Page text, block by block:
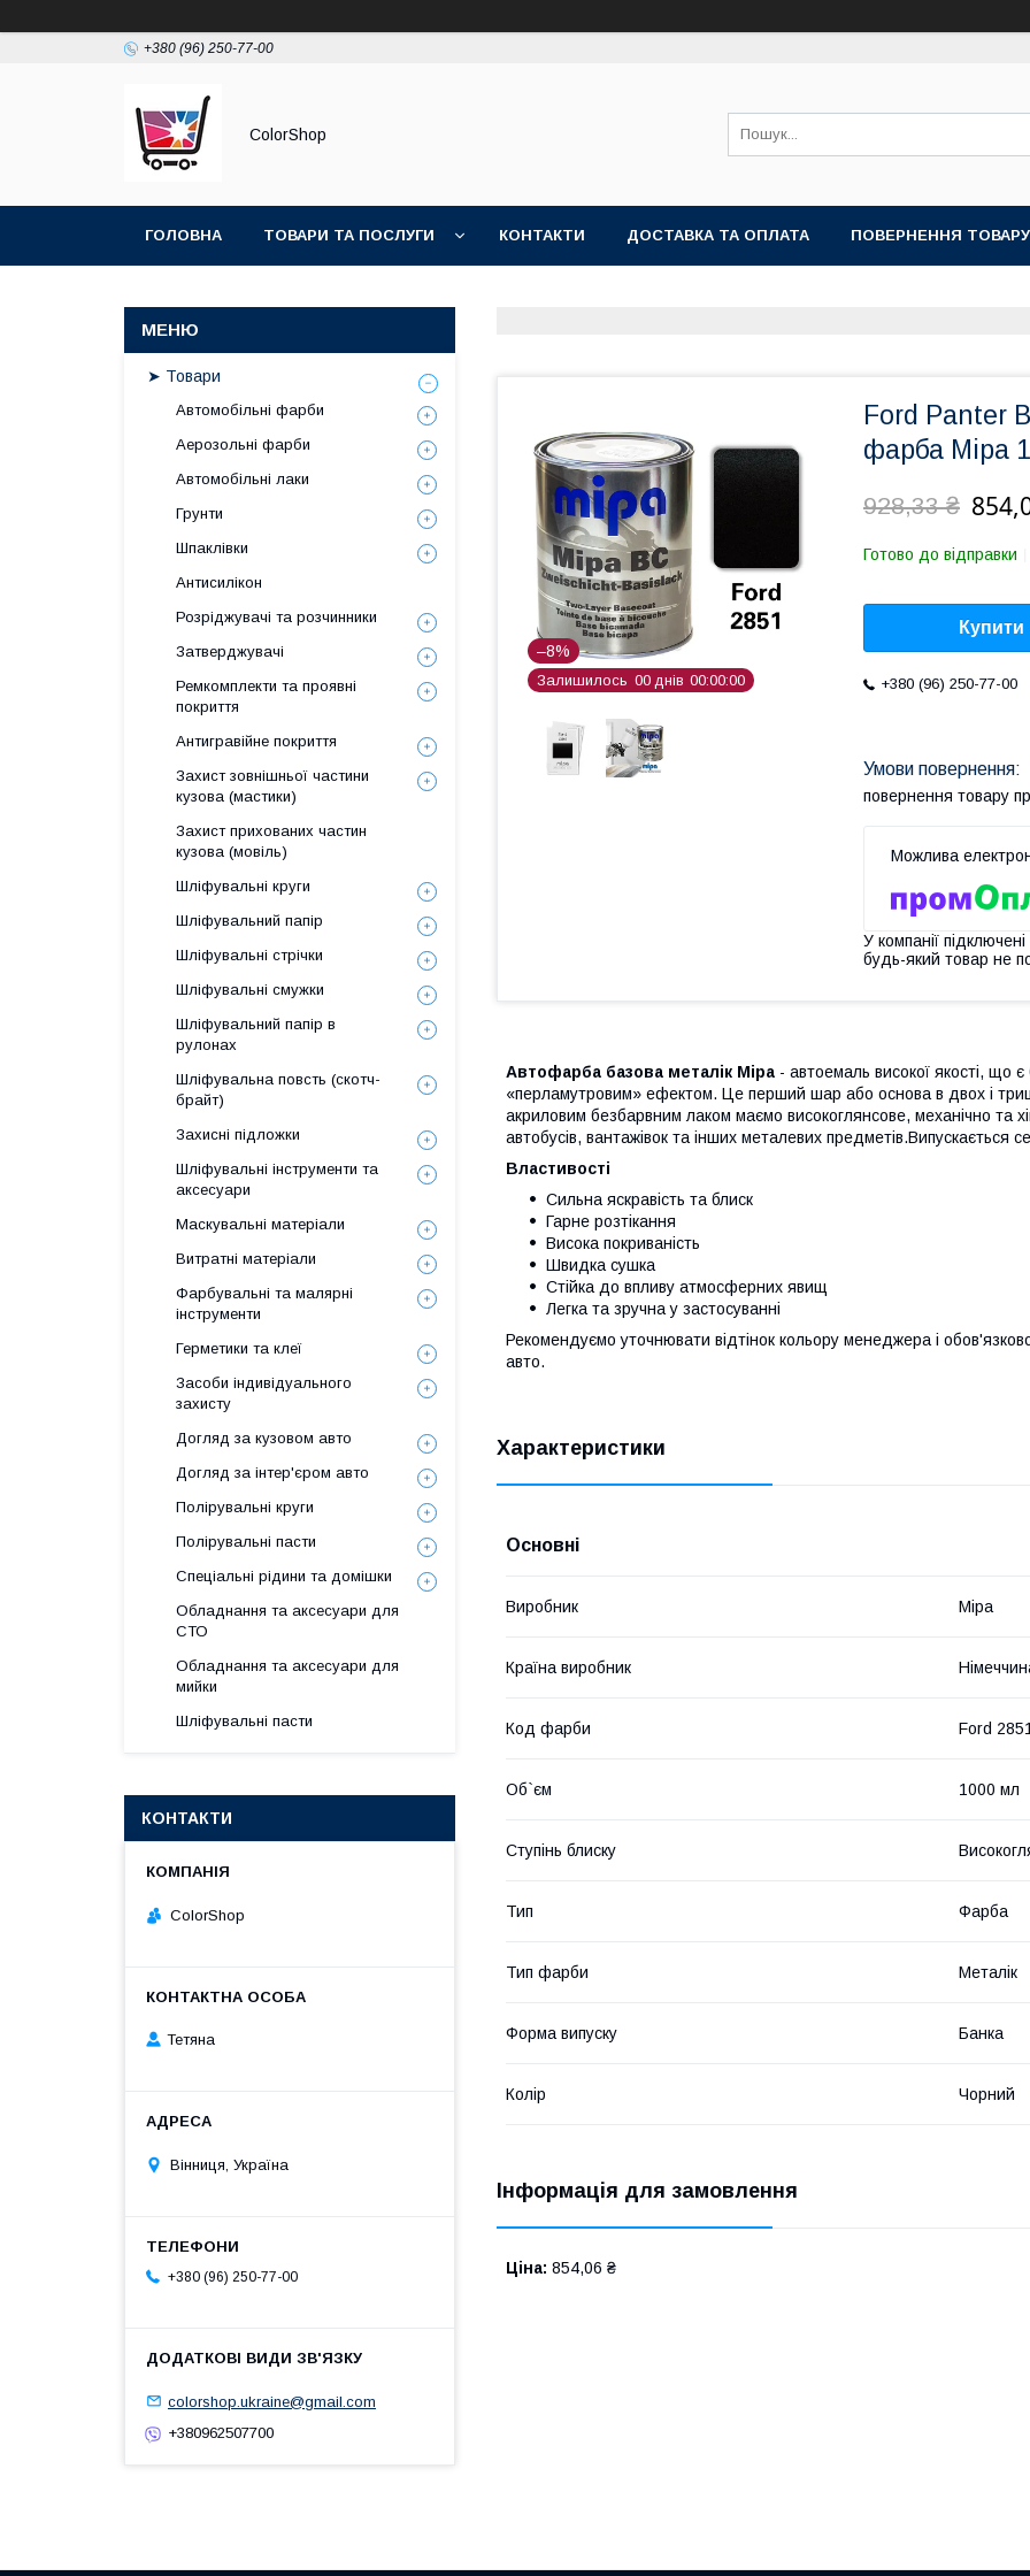
+380 (96) 250-77-00
ColorShop
ГОЛОВНА ТОВАРИ ТА ПОСЛУГИ КОНТАКТИ ДОСТАВКА ТА ОПЛАТА ПОВЕРНЕННЯ ТОВАРУ
–8%
Залишилось 00 днів 00 00 00
Ford Panter
фарба Mipa
928,33 ₴
Готово до відправки
Купити
+380 (96) 250-77-00
повернення товару
У компанії
будь-який товар не
Автофарба базова металік Mipa - автоемаль високої якості, що
«перламутровим» ефектом. Це перший шар або основа в двох і
акриловим безбарвним лаком маємо високоглянсове, механічно та
автобусів, вантажівок та інших металевих предметів.Випускається
Властивості
Сильна яскравість та блиск
Гарне розтікання
Висока покриваність
Швидка сушка
Стійка до впливу атмосферних явищ
Легка та зручна у застосуванні
Рекомендуємо уточнювати відтінок кольору менеджера і
авто.
Характеристики
Основні
Виробник Mipa
Країна виробник
Код фарби Ford 2851
Об`єм 1000 мл
Ступінь блиску
Тип Фарба
Тип фарби Металік
Форма випуску Банка
Колір Чорний
Інформація для замовлення
Ціна: 854,06 ₴
➤ Товари
Автомобільні фарби
Аерозольні фарби
Автомобільні лаки
Грунти
Шпаклівки
Антисилікон
Розріджувачі та розчинники
Затверджувачі
Ремкомплекти та проявні
покриття
Антигравійне покриття
Захист зовнішньої частини
кузова (мастики)
Захист прихованих частин
кузова (мовіль)
Шліфувальні круги
Шліфувальний папір
Шліфувальні стрічки
Шліфувальні смужки
Шліфувальний папір в
рулонах
Шліфувальна повсть (скотч-
брайт)
Захисні підложки
Шліфувальні інструменти та
аксесуари
Маскувальні матеріали
Витратні матеріали
Фарбувальні та малярні
інструменти
Герметики та клеї
Засоби індивідуального
захисту
Догляд за кузовом авто
Догляд за інтер'єром авто
Полірувальні круги
Полірувальні пасти
Спеціальні рідини та домішки
Обладнання та аксесуари для
СТО
Обладнання та аксесуари для
мийки
Шліфувальні пасти
КОНТАКТИ
ColorShop
Тетяна
Вінниця, Україна
+380 (96) 250-77-00
colorshop.ukraine@gmail.com
+380962507700